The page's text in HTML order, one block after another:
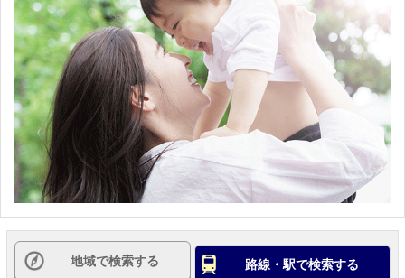
地域で検索する 路線・駅で検索する